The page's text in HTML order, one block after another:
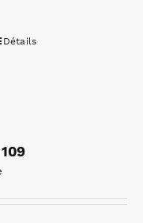
Détails